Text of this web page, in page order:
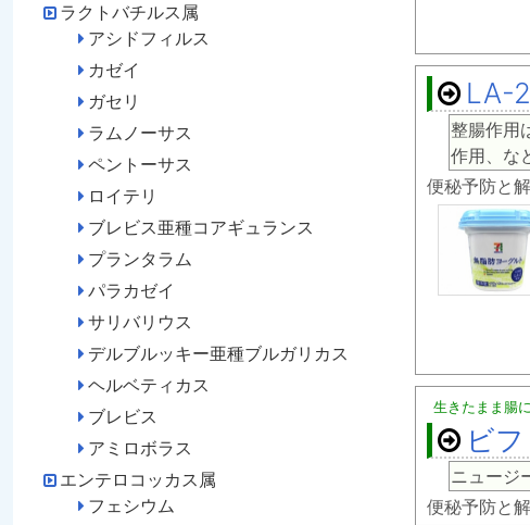
LA-
整腸作用
作用、な
便秘予防と
生きたまま腸
ビ
ニュージ
便秘予防と
ラクトバチルス属
アシドフィルス
カゼイ
ガセリ
ラムノーサス
ペントーサス
ロイテリ
ブレビス亜種コアギュランス
プランタラム
パラカゼイ
サリバリウス
デルブルッキー亜種ブルガリカス
ヘルベティカス
ブレビス
アミロボラス
エンテロコッカス属
フェシウム